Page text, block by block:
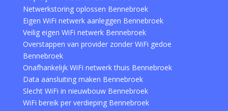
Netwerkstoring oplossen Bennebroek
Eigen WiFi netwerk aanleggen Bennebroek
Veilig eigen WiFi netwerk Bennebroek
Overstappen van provider zonder WiFi gedoe
Bennebroek
Onafhankelijk WiFi netwerk thuis Bennebroek
Data aansluiting maken Bennebroek
Slecht WiFi in nieuwbouw Bennebroek
WiFi bereik per verdieping Bennebroek